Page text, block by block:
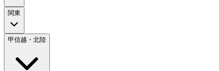
関東
甲信越・北陸